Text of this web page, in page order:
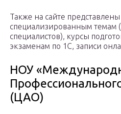
Также на сайте
специализированным темам
специалистов), курсы
экзаменам по 1С, записи
НОУ
(ЦАО)